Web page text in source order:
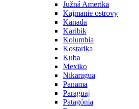
Južná Amerika
Kajmanie ostrovy
Kanada
Karibik
Kolumbia
Kostarika
Kuba
Mexiko
Nikaragua
Panama
Paraguaj
Patagónia